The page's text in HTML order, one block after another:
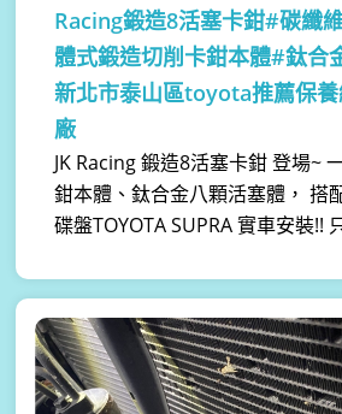
Racing鍛造8活塞卡鉗#碳纖
體式鍛造切削卡鉗本體#鈦合
新北市泰山區toyota推薦保
廠
JK Racing 鍛造8活塞卡鉗 登場~
鉗本體、鈦合金八顆活塞體， 搭
碟盤TOYOTA SUPRA 實車安裝!!